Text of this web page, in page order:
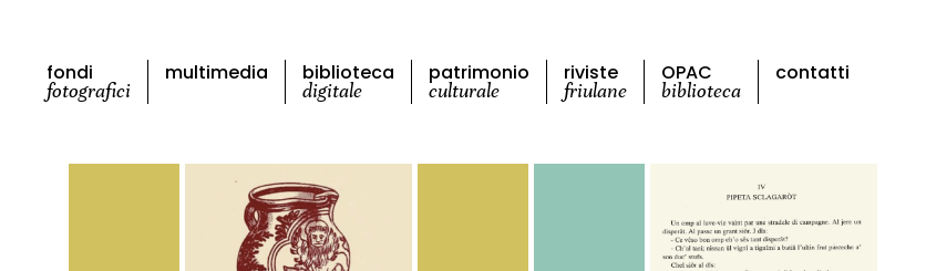
fondi
fotografici
multimedia biblioteca
digitale
patrimonio
culturale
riviste
friulane
OPAC
biblioteca
contatti